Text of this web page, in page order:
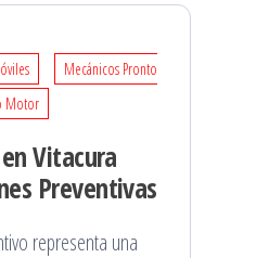
Mecánicos Pronto
Motor
Vitacura
Preventivas
representa una